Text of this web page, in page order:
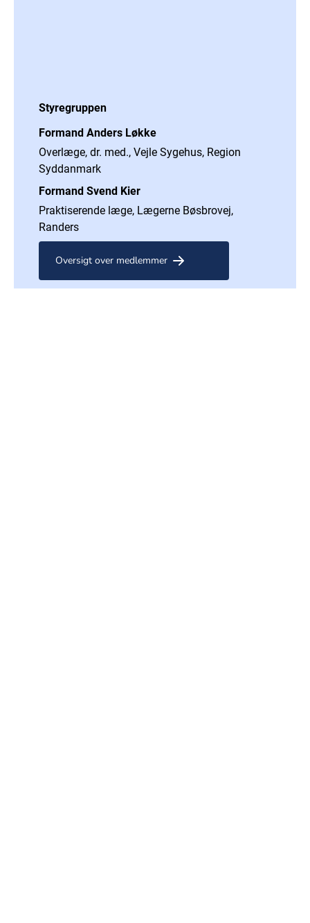
Styregruppen
Formand Anders Løkke
Overlæge, dr. med., Vejle Sygehus, Region
Syddanmark
Formand Svend Kier
Praktiserende læge, Lægerne Bøsbrovej,
Randers
Oversigt over medlemmer